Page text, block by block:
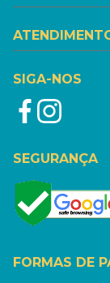
SIGA-NOS
SEGURANÇA
FORMAS DE